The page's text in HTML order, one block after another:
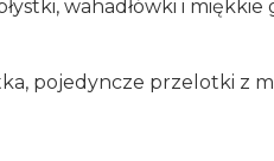
wahadłówki i
pojedyncze przelotki z